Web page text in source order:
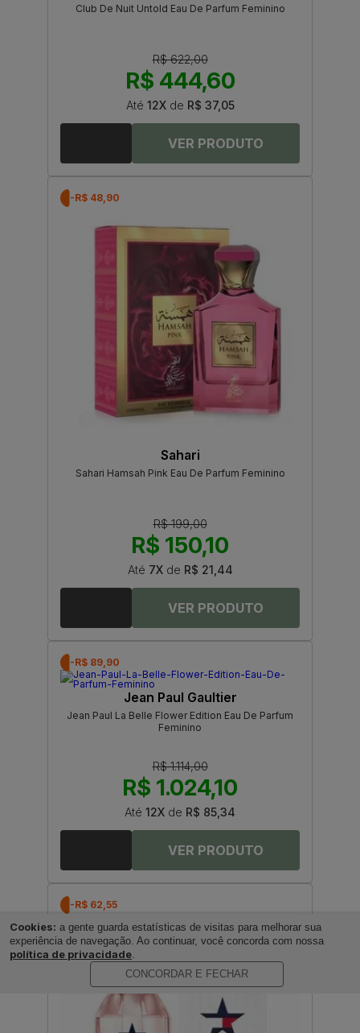
Club De Nuit Untold Eau De Parfum Feminino
R$ 622,00
R$ 444,60
Até 12Xde R$ 37,05
-R$ 48,90
Sahari
Sahari Hamsah Pink Eau De Parfum Feminino
R$ 199,00
R$ 150,10
Até 7Xde R$ 21,44
-R$ 89,90
Jean Paul Gaultier
Jean Paul La Belle Flower Edition Eau De Parfum
Feminino
R$ 1.114,00
R$ 1.024,10
Até 12X de R$ 85,34
-R$ 62,55
Cookies: a gente guarda estatísticas de visitas para melhorar sua
experiência de navegação. Ao continuar, você concorda com nossa
política de privacidade.
CONCORDAR E FECHAR